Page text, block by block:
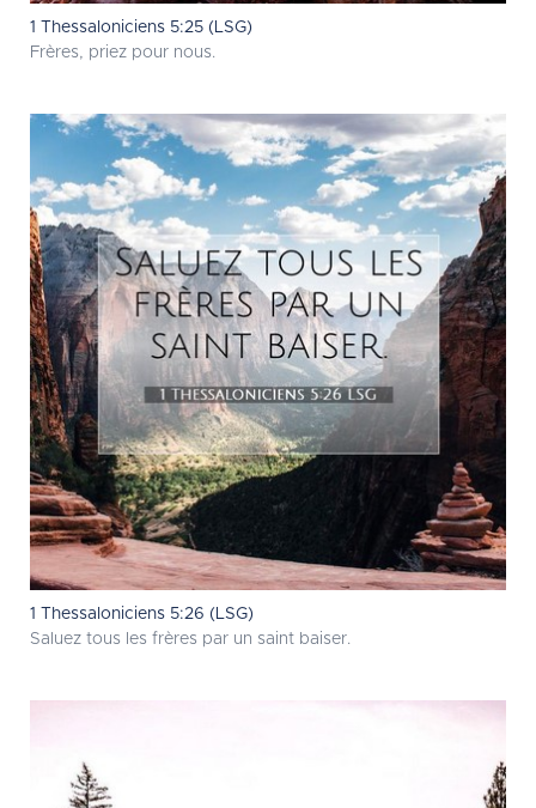
1 Thessaloniciens 5:25 (LSG)
Frères, priez pour nous.
1 Thessaloniciens 5:26 (LSG)
Saluez tous les frères par un saint baiser.